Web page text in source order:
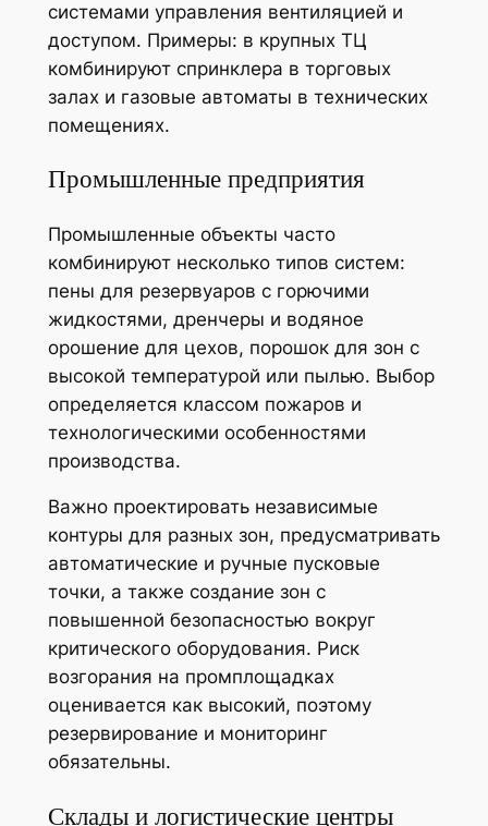
системами управления вентиляцией и
доступом. Примеры: в крупных ТЦ
комбинируют спринклера в торговых
залах и газовые автоматы в технических
помещениях.
Промышленные предприятия
Промышленные объекты часто
комбинируют несколько типов систем:
пены для резервуаров с горючими
жидкостями, дренчеры и водяное
орошение для цехов, порошок для зон с
высокой температурой или пылью. Выбор
определяется классом пожаров и
технологическими особенностями
производства.
Важно проектировать независимые
контуры для разных зон, предусматривать
автоматические и ручные пусковые
точки, а также создание зон с
повышенной безопасностью вокруг
критического оборудования. Риск
возгорания на промплощадках
оценивается как высокий, поэтому
резервирование и мониторинг
обязательны.
Склады и логистические центры